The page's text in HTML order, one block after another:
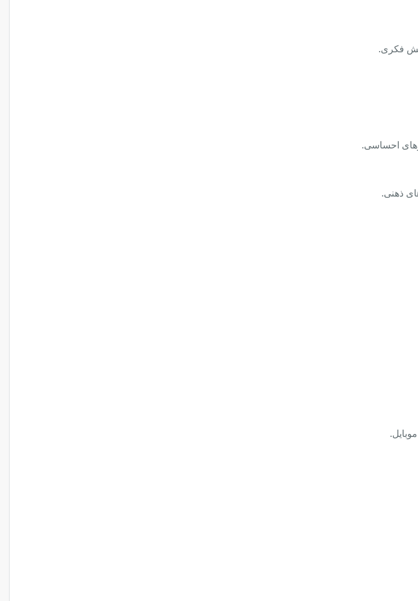
فکری.
احساسی.
ذهنی.